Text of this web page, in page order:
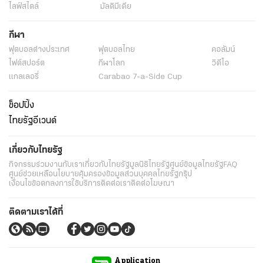
ไลฟ์สไตล์
มัลติมีเดีย
กีฬา
ฟุตบอลต่่างประเทศ ฟุตบอลไทย
คอลัมน์
ไฟต์สปอร์ต
กีฬาโลก
วิดีโอ
แกลเลอรี่
Carabao 7-a-Side Cup
ช็อปปิ้ง
ไทยรัฐอีเวนต์
เกี่ยวกับไทยรัฐ
กิจกรรมร่วมงานกับเราเกี่ยวกับไทยรัฐมูลนิธิไทยรัฐศูนย์ข้อมูลไทยรัฐFAQ
ศูนย์ช่วยเหลือนโยบายคุ้มครองข้อมูลส่วนบุคคลไทยรัฐกรุ๊ป
เงื่อนไขข้อตกลงการใช้บริการติดต่อเราติดต่อโฆษณา
ติดตามเราได้ที่
Application